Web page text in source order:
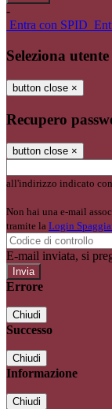
-
Entra con SPID
Seleziona utente
button close ×
Recupero
button close ×
all'indirizzo indicato
Non hai una e-mail
tramite la Login
E-mail inviata, si
Errore
Chiudi
Successo
Chiudi
Informazione
Chiudi